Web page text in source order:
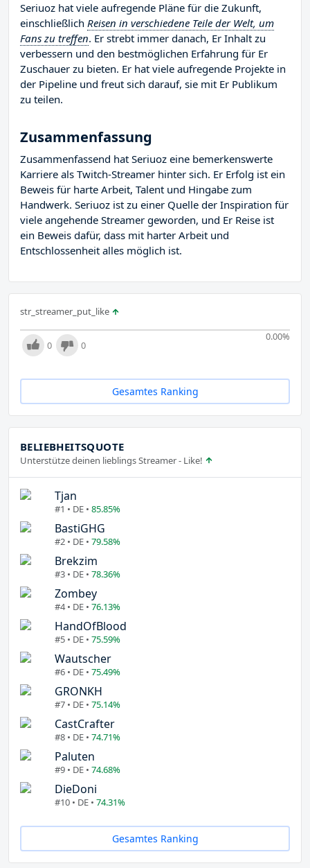
Seriuoz hat viele aufregende Pläne für die Zukunft,
einschließlich Reisen in verschiedene Teile der Welt, um
Fans zu treffen. Er strebt immer danach, Er Inhalt zu
verbessern und den bestmöglichen Erfahrung für Er
Zuschauer zu bieten. Er hat viele aufregende Projekte in
der Pipeline und freut sich darauf, sie mit Er Publikum
zu teilen.
Zusammenfassung
Zusammenfassend hat Seriuoz eine bemerkenswerte
Karriere als Twitch-Streamer hinter sich. Er Erfolg ist ein
Beweis für harte Arbeit, Talent und Hingabe zum
Handwerk. Seriuoz ist zu einer Quelle der Inspiration für
viele angehende Streamer geworden, und Er Reise ist
ein Beweis dafür, dass mit harter Arbeit und
Entschlossenheit alles möglich ist.
str_streamer_put_like
0.00%
0 0
Gesamtes Ranking
BELIEBHEITSQUOTE
Unterstütze deinen lieblings Streamer - Like!
Tjan
#1 • DE • 85.85%
BastiGHG
#2 • DE • 79.58%
Brekzim
#3 • DE • 78.36%
Zombey
#4 • DE • 76.13%
HandOfBlood
#5 • DE • 75.59%
Wautscher
#6 • DE • 75.49%
GRONKH
#7 • DE • 75.14%
CastCrafter
#8 • DE • 74.71%
Paluten
#9 • DE • 74.68%
DieDoni
#10 • DE • 74.31%
Gesamtes Ranking